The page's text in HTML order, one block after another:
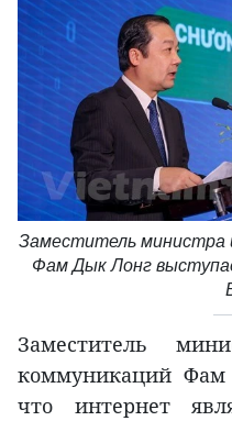
Заместитель министра
Фам Дык Лонг
Заместитель
коммуникаций Фам
что интернет